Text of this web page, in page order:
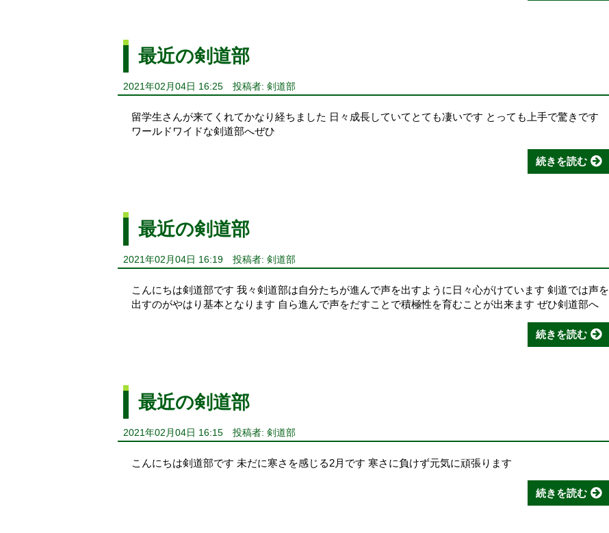
最近の剣道部
2021年02月04日 16:25 投稿者: 剣道部
留学生さんが来てくれてかなり経ちました 日々成長していてとても凄いです とっても上手で驚きです
ワールドワイドな剣道部へぜひ
続きを読む
最近の剣道部
2021年02月04日 16:19 投稿者: 剣道部
こんにちは剣道部です 我々剣道部は自分たちが進んで声を出すように日々心がけています 剣道では声を
出すのがやはり基本となります 自ら進んで声をだすことで積極性を育むことが出来ます ぜひ剣道部へ
続きを読む
最近の剣道部
2021年02月04日 16:15 投稿者: 剣道部
こんにちは剣道部です 未だに寒さを感じる2月です 寒さに負けず元気に頑張ります
続きを読む